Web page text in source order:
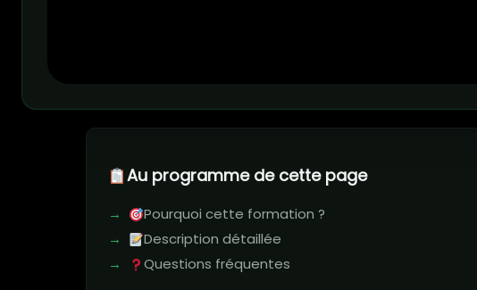
Au programme de cette page
Pourquoi cette formation ?
Description détaillée
Questions fréquentes